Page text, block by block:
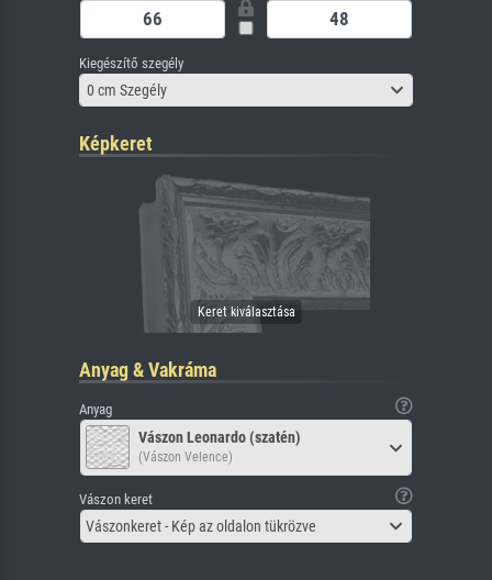
Kiegészítő szegély
0 cm Szegély
Képkeret
Anyag & Vakráma
Anyag
Vászon Leonardo (szatén)
(Vászon Velence)
Vászon keret
Vászonkeret - Kép az oldalon tükrözve